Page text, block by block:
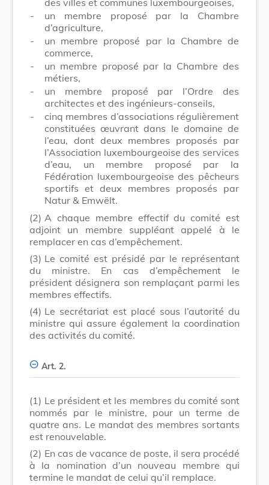
-
un membre proposé par la Chambre
d’agriculture,
-
un membre proposé par la Chambre de
commerce,
-
un membre proposé par la Chambre des
métiers,
-
un membre proposé par l’Ordre des
architectes et des ingénieurs-conseils,
-
cinq membres d’associations régulièrement
constituées œuvrant dans le domaine de
l’eau, dont deux membres proposés par
l’Association luxembourgeoise des services
d’eau, un membre proposé par la
Fédération luxembourgeoise des pêcheurs
sportifs et deux membres proposés par
Natur & Emwëlt.
(2) A chaque membre effectif du comité est
adjoint un membre suppléant appelé à le
remplacer en cas d’empêchement.
(3) Le comité est présidé par le représentant
du ministre. En cas d’empêchement le
président désignera son remplaçant parmi les
membres effectifs.
(4) Le secrétariat est placé sous l’autorité du
ministre qui assure également la coordination
des activités du comité.
Art. 2.
(1) Le président et les membres du comité sont
nommés par le ministre, pour un terme de
quatre ans. Le mandat des membres sortants
est renouvelable.
(2) En cas de vacance de poste, il sera procédé
à la nomination d’un nouveau membre qui
termine le mandat de celui qu’il remplace.